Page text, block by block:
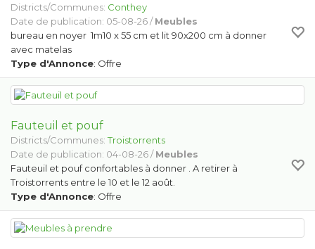
Districts/Communes: Conthey
Date de publication: 05-08-26 /Meubles
bureau en noyer 1m10 x 55 cm et lit 90x200 cm à donner
avec matelas
Type d'Annonce: Offre
Fauteuil et pouf
Districts/Communes:Troistorrents
Date de publication: 04-08-26 /Meubles
Fauteuil et pouf confortables à donner . A retirer à
Troistorrents entre le 10 et le 12 août.
Type d'Annonce: Offre